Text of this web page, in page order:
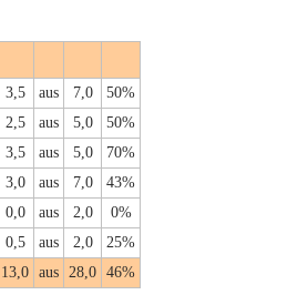
3,5 aus 7,0
50%
2,5 aus 5,0
50%
3,5 aus 5,0
70%
3,0 aus 7,0
43%
0,0 aus 2,0
0%
0,5 aus 2,0
25%
13,0 aus 28,0 46%